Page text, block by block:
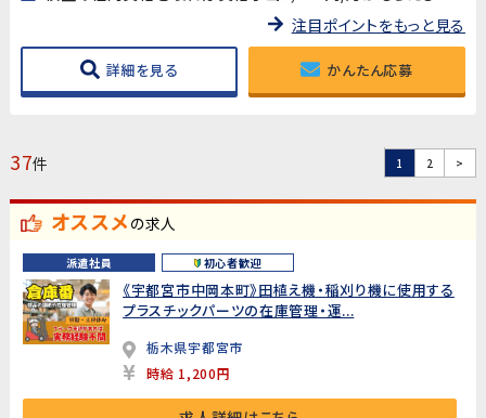
注目ポイントをもっと見る
詳細を見る かんたん応募
37件 1 2 >
オススメの求人
派遣社員 初心者歓迎
《宇都宮市中岡本町》田植え機・稲刈り機に使用する
プラスチックパーツの在庫管理・運...
栃木県宇都宮市
時給 1,200円